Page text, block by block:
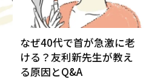
なぜ40代で首が急激に老
ける？友利新先生が教え
る原因とQ&A